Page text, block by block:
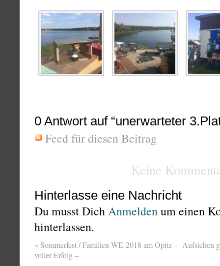
0 Antwort auf “unerwarteter
Feed für diesen Beitrag
Keine
Hinterlasse eine Nachricht
Du musst DichAnmeldenum einen
hinterlassen.
« Sommerfest / Familien-WE-2018 am Opitz –
voller Erfolg –
Aufstehen